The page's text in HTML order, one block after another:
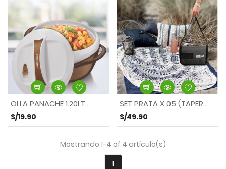
OLLA PANACHE 1.20LT...
S/19.90
SET PRATA X 05 (TAPER...
S/49.90
Mostrando 1-4 of 4 artículo(s)
1